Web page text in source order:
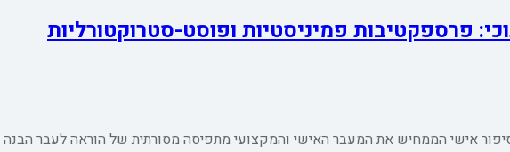
פרספקטיבות פמיניסטיות ופוסט-סטרוקטורליות
אישי הממחיש את המעבר האישי והמקצועי מתפיסה מסורתית של הוראה לעבר הבנה